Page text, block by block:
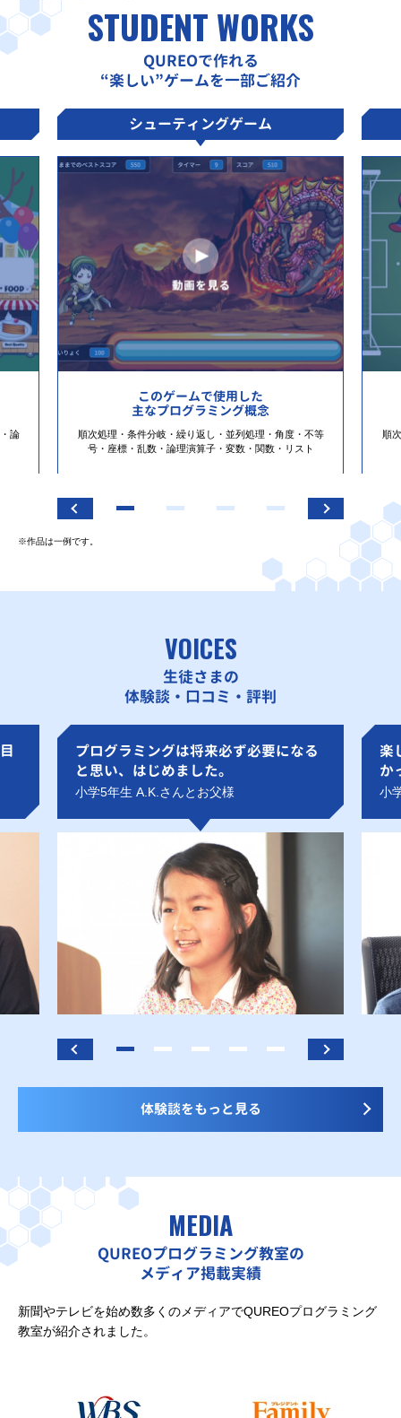
STUDENT WORKS
QUREOで作れる
“楽しい”ゲームを一部ご紹介
論
シューティングゲーム
このゲームで使用した
主なプログラミング概念
順次処理・条件分岐・繰り返し・並列処理・角度・不等
号・座標・乱数・論理演算子・変数・関数・リスト
順
※作品は一例です。
VOICES
生徒さまの
体験談・口コミ・評判
プログラミングは将来必ず必要になる
と思い、はじめました。
小学5年生 A.K.さんとお父様
楽
か
小
体験談をもっと見る
MEDIA
QUREOプログラミング教室の
メディア掲載実績
新聞やテレビを始め数多くのメディアでQUREOプログラミング
教室が紹介されました。